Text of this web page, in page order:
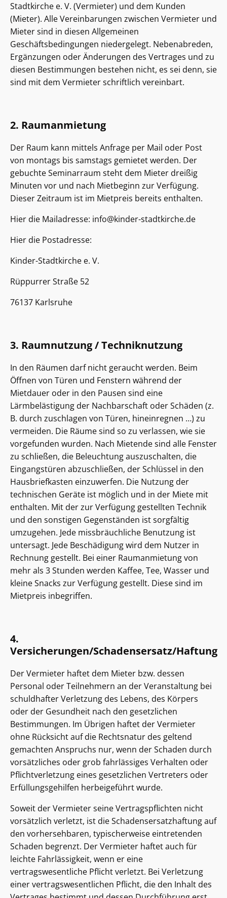
Stadtkirche e. V. (Vermieter) und dem Kunden
(Mieter). Alle Vereinbarungen zwischen Vermieter und
Mieter sind in diesen Allgemeinen
Geschäftsbedingungen niedergelegt. Nebenabreden,
Ergänzungen oder Änderungen des Vertrages und zu
diesen Bestimmungen bestehen nicht, es sei denn, sie
sind mit dem Vermieter schriftlich vereinbart.
2. Raumanmietung
Der Raum kann mittels Anfrage per Mail oder Post
von montags bis samstags gemietet werden. Der
gebuchte Seminarraum steht dem Mieter dreißig
Minuten vor und nach Mietbeginn zur Verfügung.
Dieser Zeitraum ist im Mietpreis bereits enthalten.
Hier die Mailadresse: info@kinder-stadtkirche.de
Hier die Postadresse:
Kinder-Stadtkirche e. V.
Rüppurrer Straße 52
76137 Karlsruhe
3. Raumnutzung / Techniknutzung
In den Räumen darf nicht geraucht werden. Beim
Öffnen von Türen und Fenstern während der
Mietdauer oder in den Pausen sind eine
Lärmbelästigung der Nachbarschaft oder Schäden (z.
B. durch zuschlagen von Türen, hineinregnen …) zu
vermeiden. Die Räume sind so zu verlassen, wie sie
vorgefunden wurden. Nach Mietende sind alle Fenster
zu schließen, die Beleuchtung auszuschalten, die
Eingangstüren abzuschließen, der Schlüssel in den
Hausbriefkasten einzuwerfen. Die Nutzung der
technischen Geräte ist möglich und in der Miete mit
enthalten. Mit der zur Verfügung gestellten Technik
und den sonstigen Gegenständen ist sorgfältig
umzugehen. Jede missbräuchliche Benutzung ist
untersagt. Jede Beschädigung wird dem Nutzer in
Rechnung gestellt. Bei einer Raumanmietung von
mehr als 3 Stunden werden Kaffee, Tee, Wasser und
kleine Snacks zur Verfügung gestellt. Diese sind im
Mietpreis inbegriffen.
4.
Versicherungen/Schadensersatz/Haftung
Der Vermieter haftet dem Mieter bzw. dessen
Personal oder Teilnehmern an der Veranstaltung bei
schuldhafter Verletzung des Lebens, des Körpers
oder der Gesundheit nach den gesetzlichen
Bestimmungen. Im Übrigen haftet der Vermieter
ohne Rücksicht auf die Rechtsnatur des geltend
gemachten Anspruchs nur, wenn der Schaden durch
vorsätzliches oder grob fahrlässiges Verhalten oder
Pflichtverletzung eines gesetzlichen Vertreters oder
Erfüllungsgehilfen herbeigeführt wurde.
Soweit der Vermieter seine Vertragspflichten nicht
vorsätzlich verletzt, ist die Schadensersatzhaftung auf
den vorhersehbaren, typischerweise eintretenden
Schaden begrenzt. Der Vermieter haftet auch für
leichte Fahrlässigkeit, wenn er eine
vertragswesentliche Pflicht verletzt. Bei Verletzung
einer vertragswesentlichen Pflicht, die den Inhalt des